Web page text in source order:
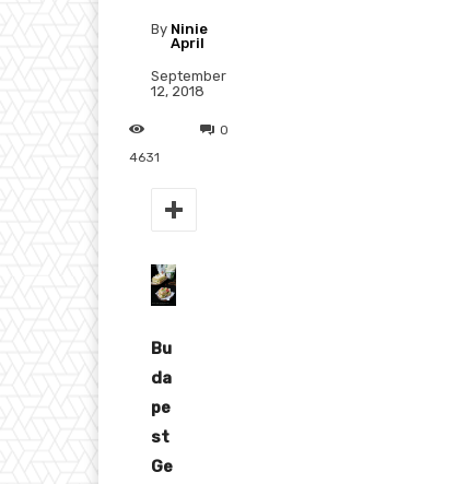
By Ninie
April
September
12, 2018
0
4631
Bu
da
pe
st
Ge